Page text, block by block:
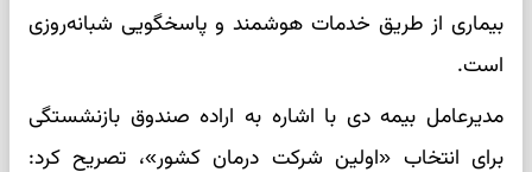
بیماری از طریق خدمات هوشمند و پاسخگویی شبانه‌روزی
است.
مدیرعامل بیمه دی با اشاره به اراده صندوق بازنشستگی
برای انتخاب «اولین شرکت درمان کشور»، تصریح کرد: